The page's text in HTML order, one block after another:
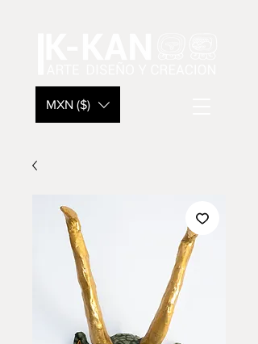
MXN ($)